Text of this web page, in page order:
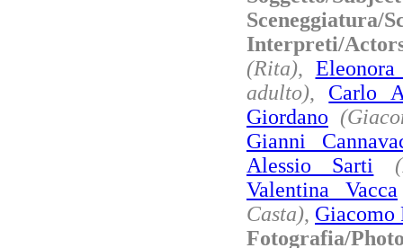
Sceneggiatura/
Interpreti/
(Rita),
adulto), Carlo
Giordano
Gianni
Alessio Sarti
Valentina Vacca
Casta), Giacomo
Fotografia/